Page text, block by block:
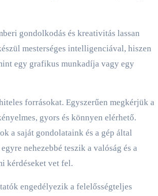
gondolkodás és kreativitás lassan
mesterséges intelligenciával, hiszen
egy grafikus munkadíja vagy egy
forrásokat. Egyszerűen megkérjük a
gyors és könnyen elérhető.
a saját gondolataink és a gép által
nehezebbé teszik a valóság és a
kérdéseket vet fel.
engedélyezik a felelősségteljes